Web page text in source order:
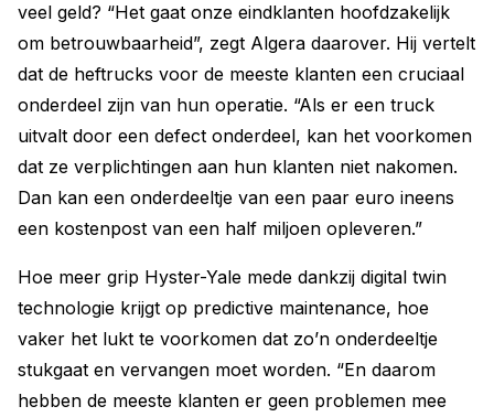
veel geld? “Het gaat onze eindklanten hoofdzakelijk
om betrouwbaarheid”, zegt Algera daarover. Hij vertelt
dat de heftrucks voor de meeste klanten een cruciaal
onderdeel zijn van hun operatie. “Als er een truck
uitvalt door een defect onderdeel, kan het voorkomen
dat ze verplichtingen aan hun klanten niet nakomen.
Dan kan een onderdeeltje van een paar euro ineens
een kostenpost van een half miljoen opleveren.”
Hoe meer grip Hyster-Yale mede dankzij digital twin
technologie krijgt op predictive maintenance, hoe
vaker het lukt te voorkomen dat zo’n onderdeeltje
stukgaat en vervangen moet worden. “En daarom
hebben de meeste klanten er geen problemen mee